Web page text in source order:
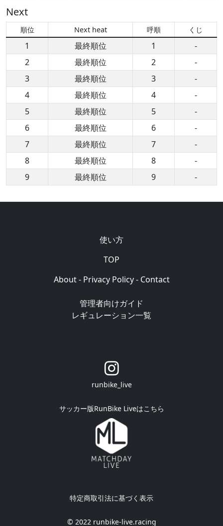
Next
順位 Next heat 呼順 くじ
1 最終順位 1
-
2
最終順位 2
-
3
最終順位 3
-
4
最終順位 4
-
5
最終順位 5
-
6
最終順位 6
-
7
最終順位 7
-
8
最終順位 8
-
9
最終順位 9 -
使い方
TOP
About- Privacy Policy- Contact
管理者向けガイド
レギュレーション一覧
runbike_live
サッカー版RunBike Liveはこちら
特定商取引法に基づく表示
©︎ 2022 runbike-live.racing